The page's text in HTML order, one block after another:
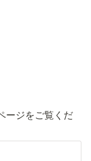
ージをご覧くだ